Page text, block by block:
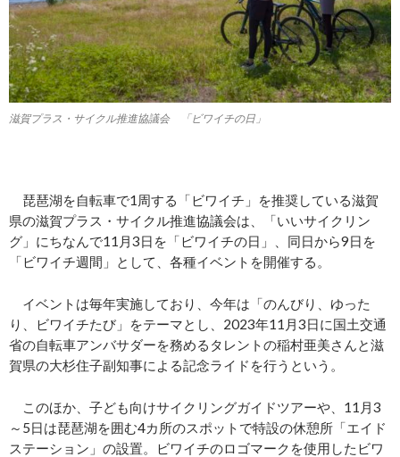
滋賀プラス・サイクル推進協議会 「ビワイチの日」
琵琶湖を自転車で1周する「ビワイチ」を推奨している滋賀
県の滋賀プラス・サイクル推進協議会は、「いいサイクリン
グ」にちなんで11月3日を「ビワイチの日」、同日から9日を
「ビワイチ週間」として、各種イベントを開催する。
イベントは毎年実施しており、今年は「のんびり、ゆった
り、ビワイチたび」をテーマとし、2023年11月3日に国土交通
省の自転車アンバサダーを務めるタレントの稲村亜美さんと滋
賀県の大杉住子副知事による記念ライドを行うという。
このほか、子ども向けサイクリングガイドツアーや、11月3
～5日は琵琶湖を囲む4カ所のスポットで特設の休憩所「エイド
ステーション」の設置。ビワイチのロゴマークを使用したビワ